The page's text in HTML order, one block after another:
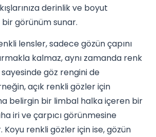
derinlik ve boyut
görünüm sunar.
lensler, sadece gözün çapını
kalmaz, aynı zamanda renk
göz rengini de
açık renkli gözler için
belirgin bir limbal halka içeren bir
iri ve çarpıcı görünmesine
Koyu renkli gözler için ise, gözün